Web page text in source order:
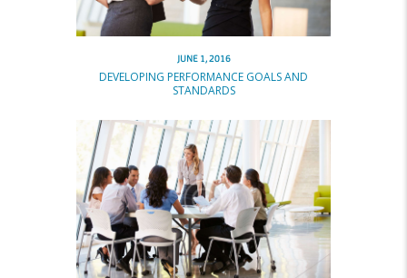
JUNE 1, 2016
DEVELOPING PERFORMANCE GOALS AND
STANDARDS